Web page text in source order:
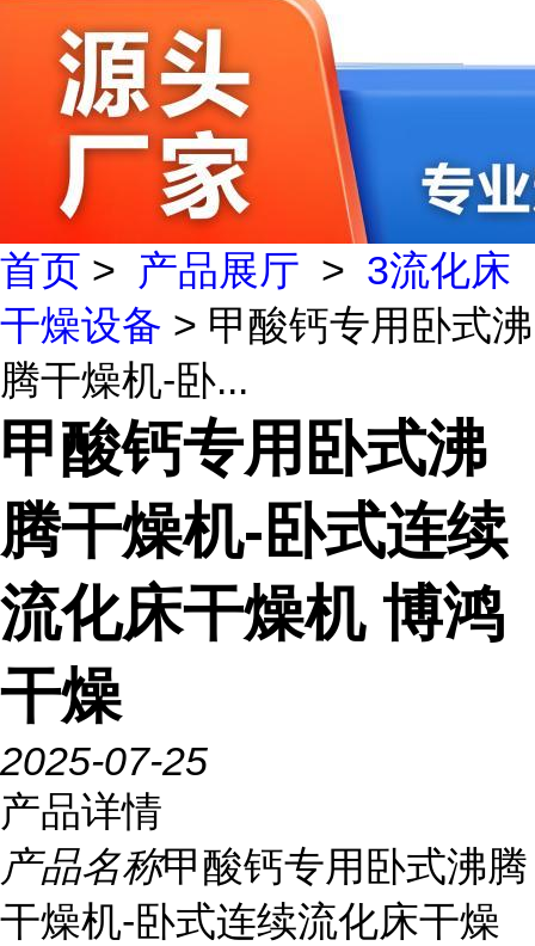
首页 > 产品展厅 > 3流化床
干燥设备 > 甲酸钙专用卧式沸
腾干燥机-卧...
甲酸钙专用卧式沸
腾干燥机-卧式连续
流化床干燥机 博鸿
干燥
2025-07-25
产品详情
产品名称甲酸钙专用卧式沸腾
干燥机-卧式连续流化床干燥